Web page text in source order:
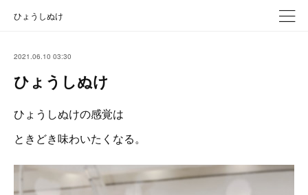
ひょうしぬけ
2021.06.10 03:30
ひょうしぬけ
ひょうしぬけの感覚は
ときどき味わいたくなる。